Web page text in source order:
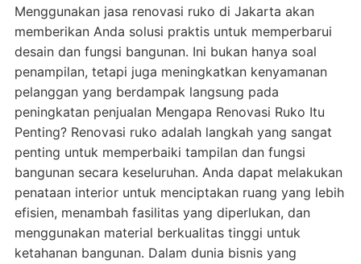
Menggunakan jasa renovasi ruko di Jakarta akan
memberikan Anda solusi praktis untuk memperbarui
desain dan fungsi bangunan. Ini bukan hanya soal
penampilan, tetapi juga meningkatkan kenyamanan
pelanggan yang berdampak langsung pada
peningkatan penjualan Mengapa Renovasi Ruko Itu
Penting? Renovasi ruko adalah langkah yang sangat
penting untuk memperbaiki tampilan dan fungsi
bangunan secara keseluruhan. Anda dapat melakukan
penataan interior untuk menciptakan ruang yang lebih
efisien, menambah fasilitas yang diperlukan, dan
menggunakan material berkualitas tinggi untuk
ketahanan bangunan. Dalam dunia bisnis yang